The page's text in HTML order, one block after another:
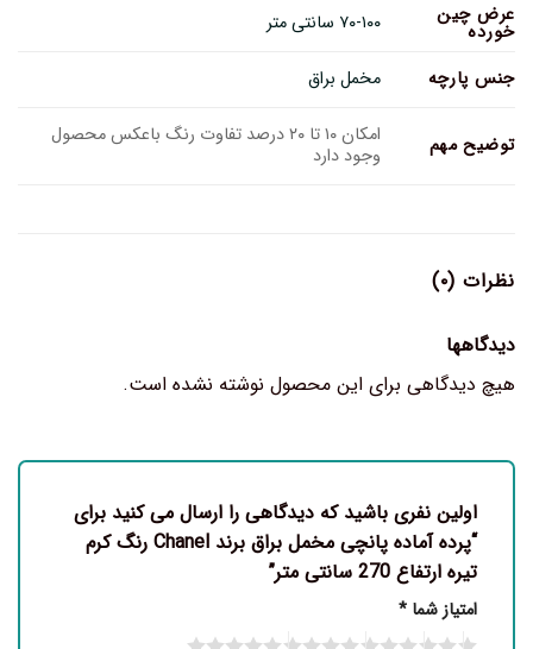
عرض چین
خورده ۷۰-۱۰۰ سانتی متر
جنس پارچه مخمل براق
توضیح مهم امکان ۱۰ تا ۲۰ درصد تفاوت رنگ باعکس محصول
وجود دارد
نظرات (۰)
دیدگاهها
هیچ دیدگاهی برای این محصول نوشته نشده است.
اولین نفری باشید که دیدگاهی را ارسال می کنید برای
“پرده آماده پانچی مخمل براق برند Chanel رنگ کرم
تیره ارتفاع 270 سانتی متر”
امتیاز شما *